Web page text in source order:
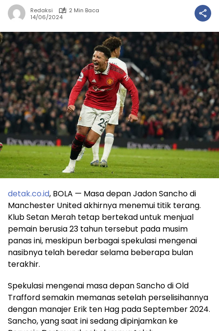
Redaksi
2 Min Baca
14/06/2024
detak.co.id, BOLA — Masa depan Jadon Sancho di
Manchester United akhirnya menemui titik terang.
Klub Setan Merah tetap bertekad untuk menjual
pemain berusia 23 tahun tersebut pada musim
panas ini, meskipun berbagai spekulasi mengenai
nasibnya telah beredar selama beberapa bulan
terakhir.
Spekulasi mengenai masa depan Sancho di Old
Trafford semakin memanas setelah perselisihannya
dengan manajer Erik ten Hag pada September 2024.
Sancho, yang saat ini sedang dipinjamkan ke